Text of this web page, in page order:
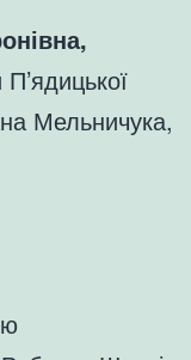
Мельничука,